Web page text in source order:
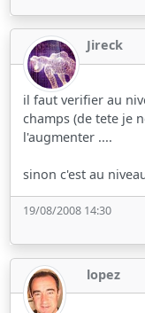
Jireck
il faut verifier au
champs (de tete je
l'augmenter ....
sinon c'est au
19/08/2008 14:30
lopez